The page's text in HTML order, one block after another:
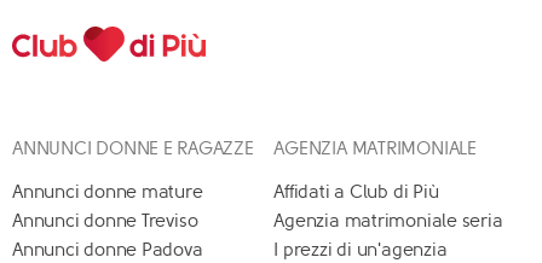
ANNUNCI DONNE E RAGAZZE
Annunci donne mature
Annunci donne Treviso
Annunci donne Padova
AGENZIA MATRIMONIALE
Affidati a Club di Più
Agenzia matrimoniale seria
I prezzi di un'agenzia